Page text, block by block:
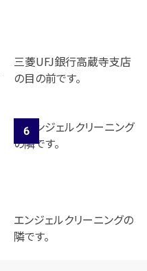
三菱UFJ銀行高蔵寺支店
の目の前です。
エンジェルクリーニングの
隣です。